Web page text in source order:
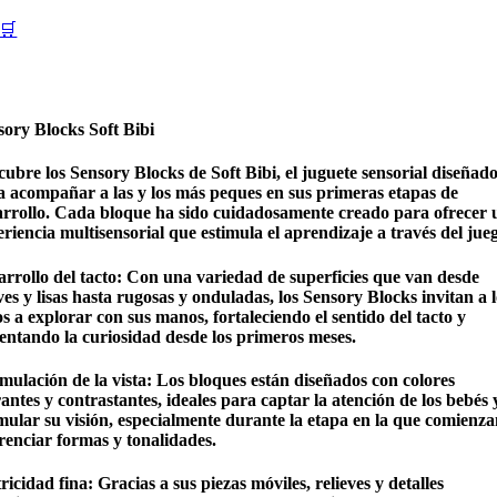
🛒
Blocks Soft Bibi
los Sensory Blocks de Soft Bibi, el juguete sensorial diseñado
acompañar a las y los más peques en sus primeras etapas de
Cada bloque ha sido cuidadosamente creado para ofrecer
multisensorial que estimula el aprendizaje a través del
del tacto: Con una variedad de superficies que van desde
y lisas hasta rugosas y onduladas, los Sensory Blocks invitan a
a explorar con sus manos, fortaleciendo el sentido del tacto y
la curiosidad desde los primeros meses.
de la vista: Los bloques están diseñados con colores
y contrastantes, ideales para captar la atención de los bebés
su visión, especialmente durante la etapa en la que
formas y tonalidades.
fina: Gracias a sus piezas móviles, relieves y detalles